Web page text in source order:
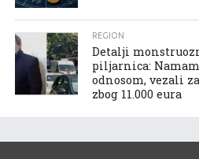
REGION
Detalji
piljarnica:
odnosom, vezali
zbog 11.000 eura